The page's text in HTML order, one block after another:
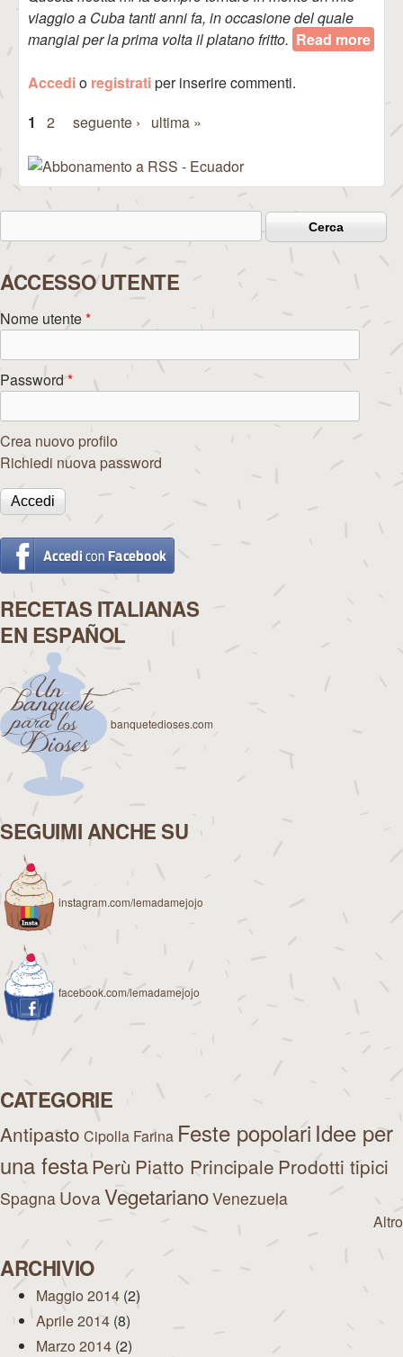
viaggio a Cuba tanti anni fa, in occasione del quale
mangiai per la prima volta il platano fritto. Read more
Accedio registratiper inserire commenti.
Pagine
1 2 seguente › ultima »
Form di ricerca
ACCESSO UTENTE
Nome utente*
Password *
Crea nuovo profilo
Richiedi nuova password
RECETAS ITALIANAS
EN ESPAÑOL
banquetedioses.com
SEGUIMI ANCHE SU
instagram.com/lemadamejojo
facebook.com/lemadamejojo
CATEGORIE
Antipasto Cipolla Farina Feste popolari Idee per
una festa Perù Piatto Principale Prodotti tipici
Spagna UovaVegetarianoVenezuela
Altro
ARCHIVIO
Maggio 2014 (2)
Aprile 2014 (8)
Marzo 2014 (2)